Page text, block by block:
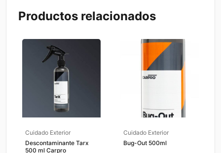
Productos relacionados
Cuidado Exterior
Descontaminante Tarx
500 ml Carpro
Cuidado Exterior
Bug-Out 500ml